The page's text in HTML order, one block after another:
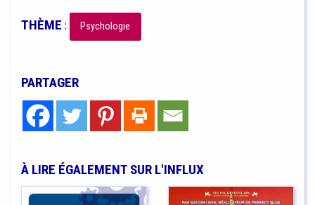
THÈME : Psychologie
PARTAGER
À LIRE ÉGALEMENT SUR L'INFLUX